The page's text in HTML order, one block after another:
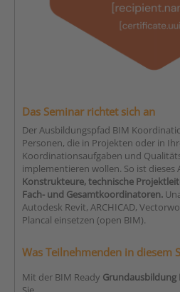
Das Seminar richtet sich an
Der Ausbildungspfad BIM
Personen, die in Projekten oder in
Koordinationsaufgaben und
implementieren wollen. So ist dieses
Konstrukteure, technische
Fach- und Gesamtkoordinatoren.
Autodesk Revit, ARCHICAD,
Plancal einsetzen (open BIM).
Was Teilnehmenden in diesem
Mit der BIM Ready